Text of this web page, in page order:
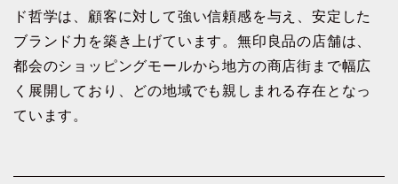
ド哲学は、顧客に対して強い信頼感を与え、安定した
ブランド力を築き上げています。無印良品の店舗は、
都会のショッピングモールから地方の商店街まで幅広
く展開しており、どの地域でも親しまれる存在となっ
ています。